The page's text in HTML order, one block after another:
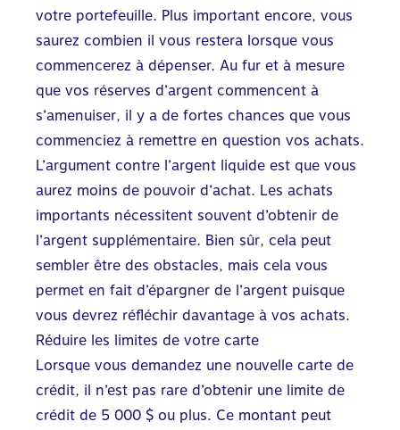
votre portefeuille. Plus important encore, vous
saurez combien il vous restera lorsque vous
commencerez à dépenser. Au fur et à mesure
que vos réserves d’argent commencent à
s’amenuiser, il y a de fortes chances que vous
commenciez à remettre en question vos achats.
L’argument contre l’argent liquide est que vous
aurez moins de pouvoir d’achat. Les achats
importants nécessitent souvent d’obtenir de
l’argent supplémentaire. Bien sûr, cela peut
sembler être des obstacles, mais cela vous
permet en fait d’épargner de l’argent puisque
vous devrez réfléchir davantage à vos achats.
Réduire les limites de votre carte
Lorsque vous demandez une nouvelle carte de
crédit, il n’est pas rare d’obtenir une limite de
crédit de 5 000 $ ou plus. Ce montant peut